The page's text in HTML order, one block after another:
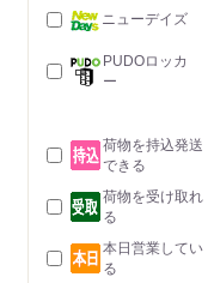
ニューデイズ
PUDOロッカ
ー
荷物を持込発送
できる
荷物を受け取れ
る
本日営業してい
る